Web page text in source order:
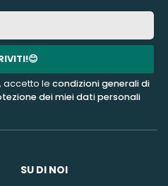
e-
mail
accetto le condizioni generali di
dei miei dati personali
SU DI NOI